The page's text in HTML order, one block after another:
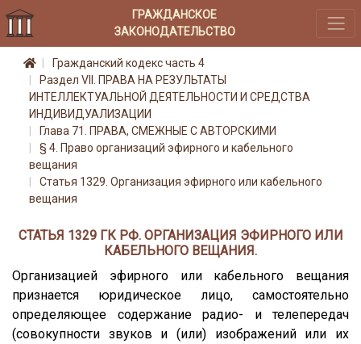
ГРАЖДАНСКОЕ
ЗАКОНОДАТЕЛЬСТВО
Гражданский кодекс часть 4
Раздел VII. ПРАВА НА РЕЗУЛЬТАТЫ
ИНТЕЛЛЕКТУАЛЬНОЙ ДЕЯТЕЛЬНОСТИ И СРЕДСТВА
ИНДИВИДУАЛИЗАЦИИ
Глава 71. ПРАВА, СМЕЖНЫЕ С АВТОРСКИМИ
§ 4. Право организаций эфирного и кабельного
вещания
Статья 1329. Организация эфирного или кабельного
вещания
СТАТЬЯ 1329 ГК РФ. ОРГАНИЗАЦИЯ ЭФИРНОГО ИЛИ
КАБЕЛЬНОГО ВЕЩАНИЯ.
Организацией эфирного или кабельного вещания
признается юридическое лицо, самостоятельно
определяющее содержание радио- и телепередач
(совокупности звуков и (или) изображений или их